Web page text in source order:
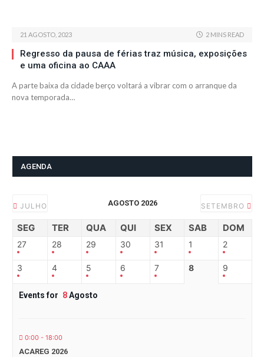
21 AGOSTO, 2023 2 MINS READ
Regresso da pausa de férias traz música, exposições
e uma oficina ao CAAA
A parte baixa da cidade berço voltará a vibrar com o arranque da
nova temporada…
AGENDA
JULHO AGOSTO 2026 SETEMBRO
SEG TER QUA QUI SEX SAB DOM
27 28 29 30 31 1 2
3 4 5 6 7 8 9
Events for 8Agosto
0:00 - 18:00
ACAREG 2026